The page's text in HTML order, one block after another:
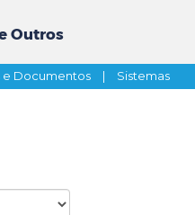
Outros
e Documentos | Sistemas